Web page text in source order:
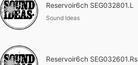
Reservoir6ch SEG032801.L
Sound Ideas
Reservoir6ch SEG032601.Rs